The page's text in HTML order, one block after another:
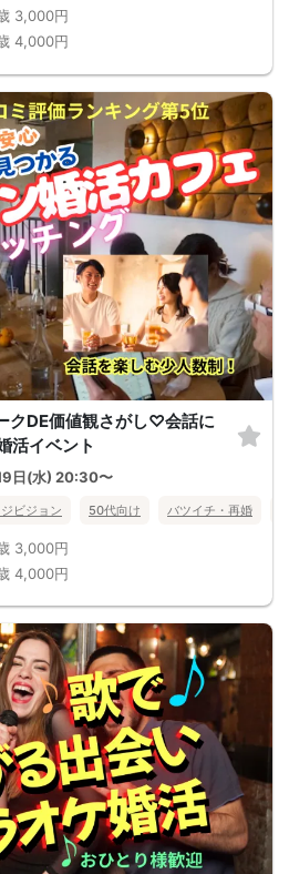
3,000円
4,000円
クDE価値観さがし♡会話に
活イベント
日(水) 20:30〜
ビジョン 50代向け バツイチ・再婚
3,000円
4,000円